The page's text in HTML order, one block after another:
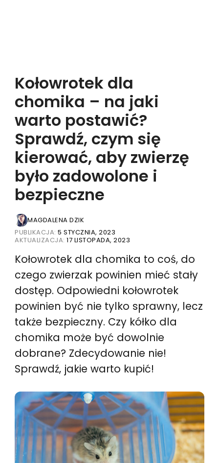
Kołowrotek dla
chomika – na jaki
warto postawić?
Sprawdź, czym się
kierować, aby zwierzę
było zadowolone i
bezpieczne
MAGDALENA DZIK
PUBLIKACJA: 5 STYCZNIA, 2023
AKTUALIZACJA: 17 LISTOPADA, 2023
Kołowrotek dla chomika to coś, do
czego zwierzak powinien mieć stały
dostęp. Odpowiedni kołowrotek
powinien być nie tylko sprawny, lecz
także bezpieczny. Czy kółko dla
chomika może być dowolnie
dobrane? Zdecydowanie nie!
Sprawdź, jakie warto kupić!